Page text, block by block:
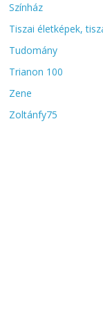
Színház
Tiszai életképek,
Tudomány
Trianon 100
Zene
Zoltánfy75